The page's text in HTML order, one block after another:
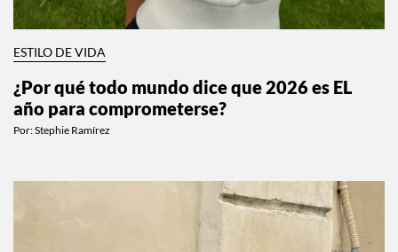
ESTILO DE VIDA
¿Por qué todo mundo dice que 2026 es EL
año para comprometerse?
Por:Stephie Ramírez